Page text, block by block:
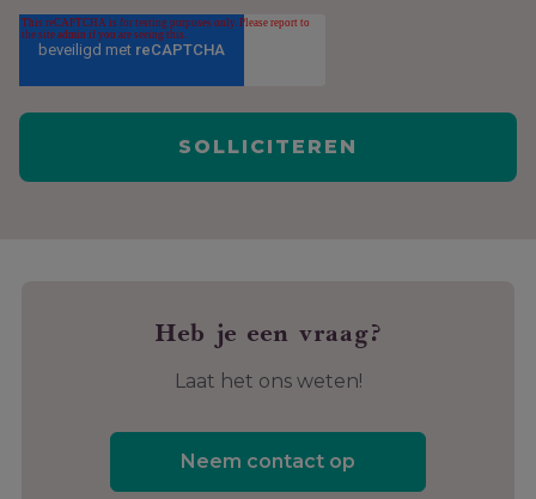
Heb je een vraag?
Laat het ons weten!
Neem contact op